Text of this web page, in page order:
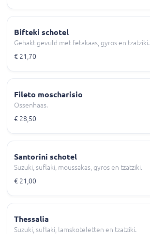
Bifteki schotel
Gehakt gevuld met fetakaas, gyros en tzatziki.
€ 21,70
Fileto moscharisio
Ossenhaas.
€ 28,50
Santorini schotel
Suzuki, suflaki, moussakas, gyros en tzatziki.
€ 21,00
Thessalia
Suzuki, suflaki, lamskoteletten en tzatziki.